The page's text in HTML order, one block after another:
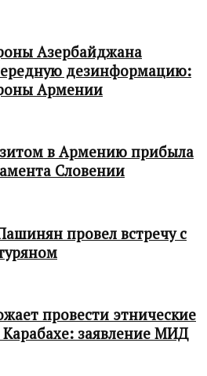
Азербайджана
дезинформацию:
Армении
в Армению прибыла
Словении
провел встречу с
провести этнические
заявление МИД